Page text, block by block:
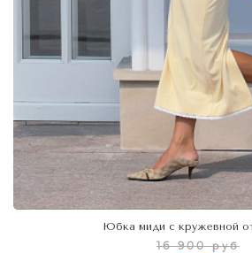
Юбка миди с кружевной
16 900 руб